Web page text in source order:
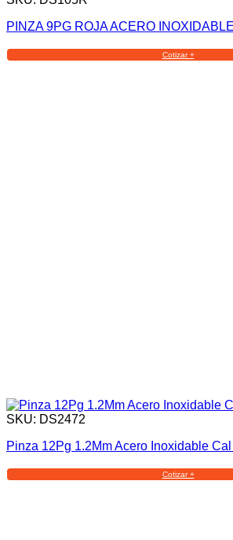
PINZA 9PG ROJA ACERO INOXIDABLE
Cotizar +
SKU: DS2472
Pinza 12Pg 1.2Mm Acero Inoxidable
Cotizar +